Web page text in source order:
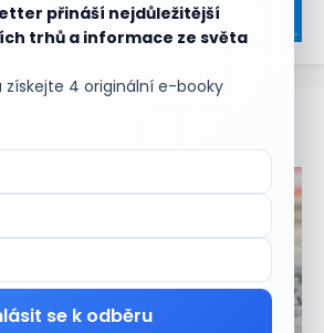
přináší nejdůležitější
trhů a informace ze světa
získejte 4 originální e-booky
se k odběru